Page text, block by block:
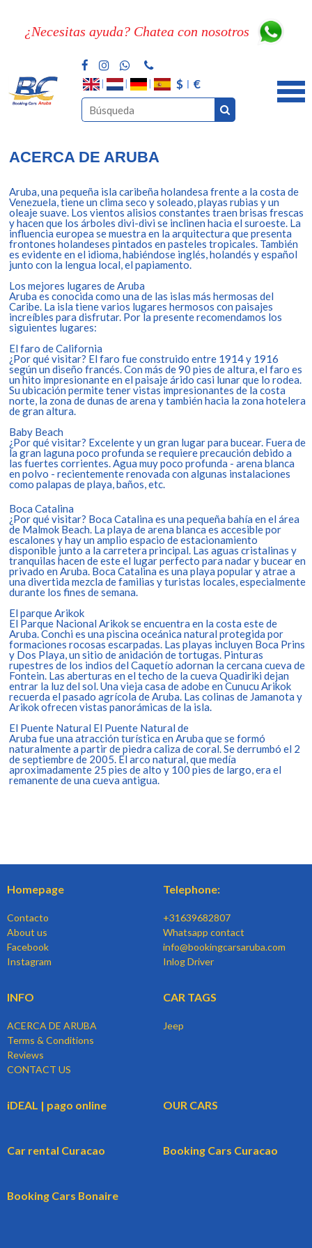
¿Necesitas ayuda? Chatea con nosotros
$ €
ACERCA DE ARUBA
Aruba, una pequeña isla caribeña holandesa frente a la costa de
Venezuela, tiene un clima seco y soleado, playas rubias y un
oleaje suave. Los vientos alisios constantes traen brisas frescas
y hacen que los árboles divi-divi se inclinen hacia el suroeste. La
influencia europea se muestra en la arquitectura que presenta
frontones holandeses pintados en pasteles tropicales. También
es evidente en el idioma, habiéndose inglés, holandés y español
junto con la lengua local, el papiamento.
Los mejores lugares de Aruba
Aruba es conocida como una de las islas más hermosas del
Caribe. La isla tiene varios lugares hermosos con paisajes
increíbles para disfrutar. Por la presente recomendamos los
siguientes lugares:
El faro de California
¿Por qué visitar? El faro fue construido entre 1914 y 1916
según un diseño francés. Con más de 90 pies de altura, el faro es
un hito impresionante en el paisaje árido casi lunar que lo rodea.
Su ubicación permite tener vistas impresionantes de la costa
norte, la zona de dunas de arena y también hacia la zona hotelera
de gran altura.
Baby Beach
¿Por qué visitar? Excelente y un gran lugar para bucear. Fuera de
la gran laguna poco profunda se requiere precaución debido a
las fuertes corrientes. Agua muy poco profunda - arena blanca
en polvo - recientemente renovada con algunas instalaciones
como palapas de playa, baños, etc.
Boca Catalina
¿Por qué visitar? Boca Catalina es una pequeña bahía en el área
de Malmok Beach. La playa de arena blanca es accesible por
escalones y hay un amplio espacio de estacionamiento
disponible junto a la carretera principal. Las aguas cristalinas y
tranquilas hacen de este el lugar perfecto para nadar y bucear en
privado en Aruba. Boca Catalina es una playa popular y atrae a
una divertida mezcla de familias y turistas locales, especialmente
durante los fines de semana.
El parque Arikok
El Parque Nacional Arikok se encuentra en la costa este de
Aruba. Conchi es una piscina oceánica natural protegida por
formaciones rocosas escarpadas. Las playas incluyen Boca Prins
y Dos Playa, un sitio de anidación de tortugas. Pinturas
rupestres de los indios del Caquetío adornan la cercana cueva de
Fontein. Las aberturas en el techo de la cueva Quadiriki dejan
entrar la luz del sol. Una vieja casa de adobe en Cunucu Arikok
recuerda el pasado agrícola de Aruba. Las colinas de Jamanota y
Arikok ofrecen vistas panorámicas de la isla.
El Puente Natural El Puente Natural de
Aruba fue una atracción turística en Aruba que se formó
naturalmente a partir de piedra caliza de coral. Se derrumbó el 2
de septiembre de 2005. El arco natural, que medía
aproximadamente 25 pies de alto y 100 pies de largo, era el
remanente de una cueva antigua.
Homepage
Contacto
About us
Facebook
Instagram
Telephone:
+31639682807
Whatsapp contact
info@bookingcarsaruba.com
Inlog Driver
INFO
ACERCA DE ARUBA
Terms & Conditions
Reviews
CONTACT US
CAR TAGS
Jeep
iDEAL | pago online OUR CARS
Car rental Curacao Booking Cars Curacao
Booking Cars Bonaire